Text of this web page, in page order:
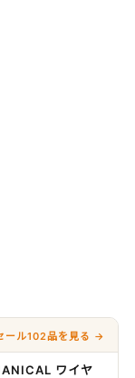
ール102品を見る →
ワイヤ